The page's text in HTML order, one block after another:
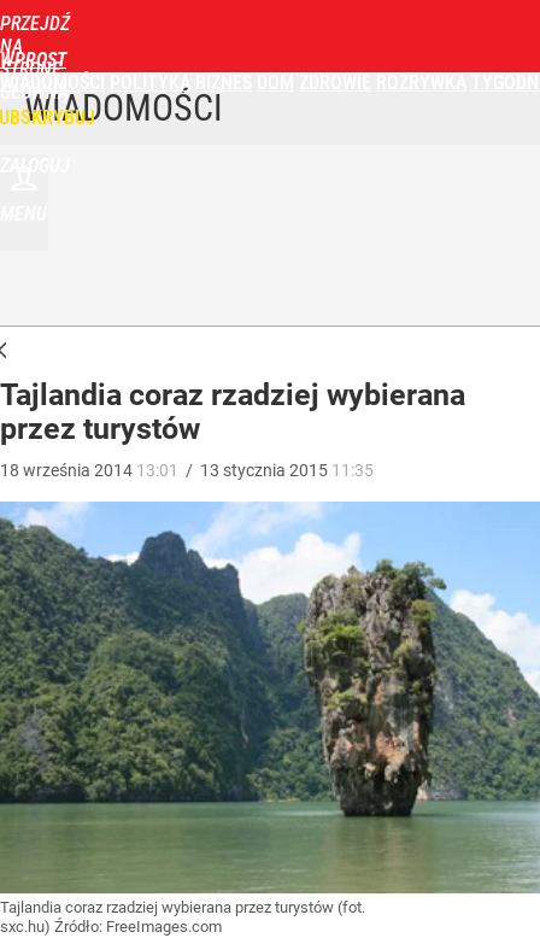
PRZEJDŹ
NA
STRONĘ
GŁÓWNĄ
WPROST
POLITYKA
WIADOMOŚCI
Tajlandia coraz rzadziej wybierana
przez turystów
18 września 2014 13:01 / 13 stycznia 2015 11:35
Tajlandia coraz rzadziej wybierana przez turystów (fot.
sxc.hu) Źródło: FreeImages.com